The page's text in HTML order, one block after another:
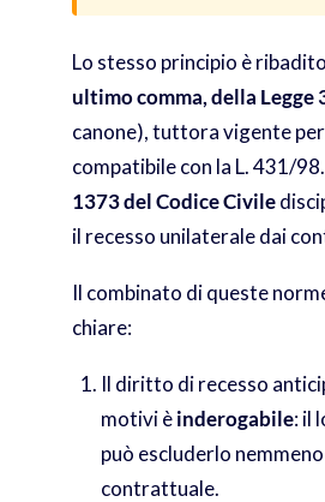
Lo stesso principio è
ultimo comma, della Legge
canone), tuttora vigente
compatibile con la L. 431/98.
1373 del Codice Civile
il recesso unilaterale dai
Il combinato di queste
chiare:
Il diritto di recesso
motivi èinderogabile: il
può escluderlo
contrattuale.